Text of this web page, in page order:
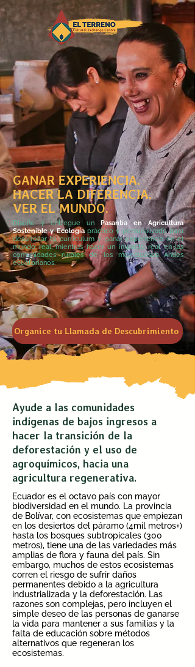
GANAR EXPERIENCIA.
HACER LA DIFERENCIA.
VER EL MUNDO.
Diseñe y entregue un Pasantía en Agricultura
Sostenible y Ecología práctico y personalizado para
desarrollar tu currículum y ganar experiencia en el
mundo real, mientras hacer un impacto real en las
comunidades rurales de los majestuosos Andes
ecuatorianos.
Organice tu Llamada de Descubrimiento
Ayude a las comunidades
indígenas de bajos ingresos a
hacer la transición de la
deforestación y el uso de
agroquímicos, hacia una
agricultura regenerativa.
Ecuador es el octavo país con mayor
biodiversidad en el mundo. La provincia
de Bolívar, con ecosistemas que empiezan
en los desiertos del páramo (4mil metros+)
hasta los bosques subtropicales (300
metros), tiene una de las variedades más
amplias de flora y fauna del país. Sin
embargo, muchos de estos ecosistemas
corren el riesgo de sufrir daños
permanentes debido a la agricultura
industrializada y la deforestación. Las
razones son complejas, pero incluyen el
simple deseo de las personas de ganarse
la vida para mantener a sus familias y la
falta de educación sobre métodos
alternativos que regeneran los
ecosistemas.